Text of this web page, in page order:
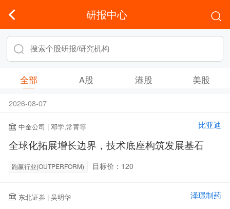
研报中心
全部 A股 港股 美股
2026-08-07
中金公司 | 邓学,常菁等 比亚迪
全球化拓展增长边界，技术底座构筑发展基石
跑赢行业(OUTPERFORM) 目标价：120
东北证券 | 吴明华 泽璟制药